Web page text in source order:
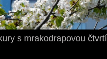
s mrakodrapovou